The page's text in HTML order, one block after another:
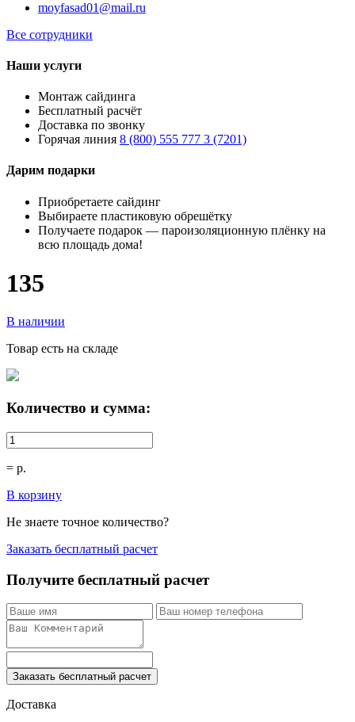
moyfasad01@mail.ru
Все сотрудники
Наши услуги
Монтаж сайдинга
Бесплатный расчёт
Доставка по звонку
Горячая линия 8 (800) 555 777 3 (7201)
Дарим подарки
Приобретаете сайдинг
Выбираете пластиковую обрешётку
Получаете подарок — пароизоляционную плёнку на
всю площадь дома!
135
В наличии
Товар есть на складе
Количество и сумма:
= р.
В корзину
Не знаете точное количество?
Заказать бесплатный расчет
Получите бесплатный расчет
Заказать бесплатный расчет
Доставка